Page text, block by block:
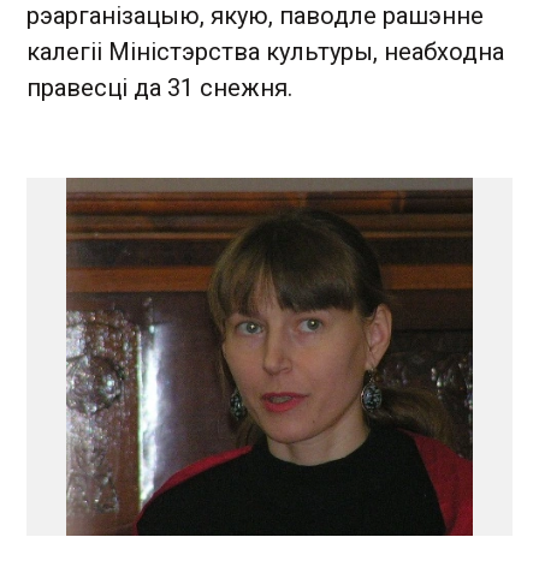
рэарганізацыю, якую, паводле рашэнне
калегіі Міністэрства культуры, неабходна
правесці да 31 снежня.